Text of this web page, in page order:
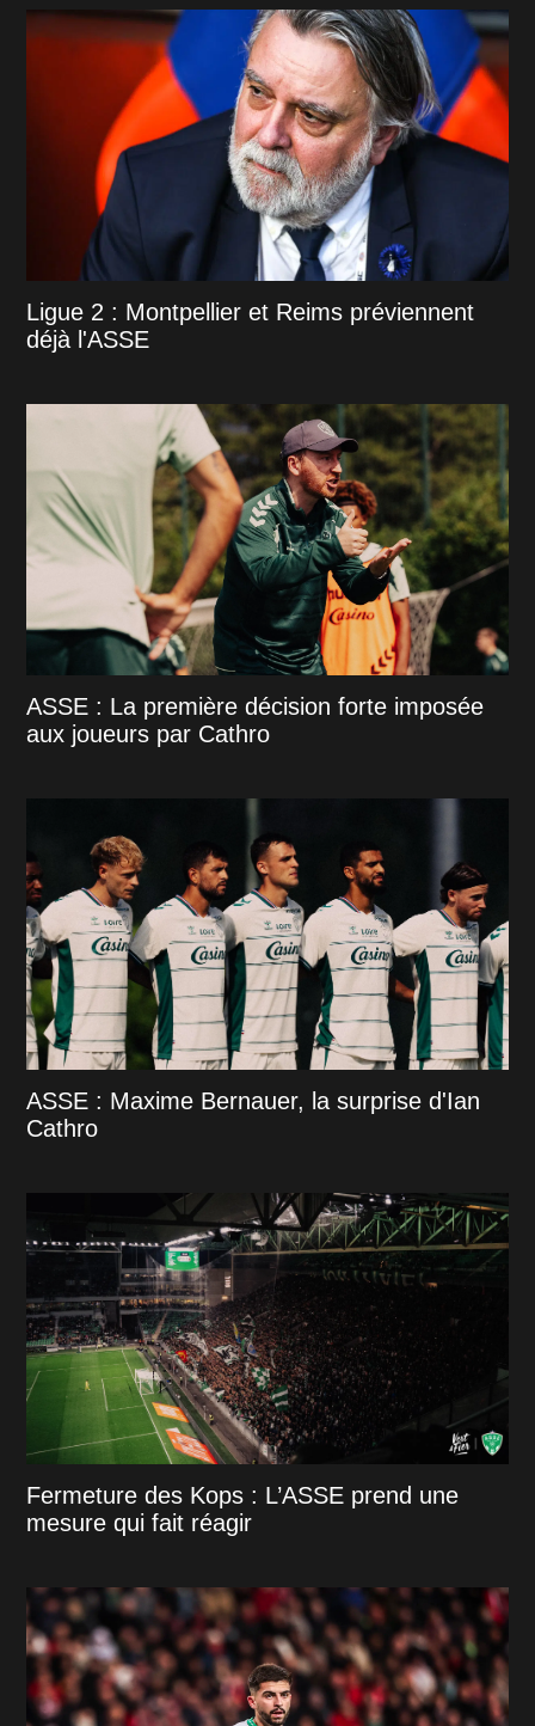
Ligue 2 : Montpellier et Reims préviennent
déjà l'ASSE
ASSE : La première décision forte imposée
aux joueurs par Cathro
ASSE : Maxime Bernauer, la surprise d'Ian
Cathro
Fermeture des Kops : L’ASSE prend une
mesure qui fait réagir